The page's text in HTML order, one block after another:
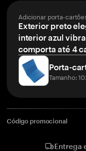
Adicionar porta-
Exterior preto
interior azul
comporta até 4
Porta-
Tamanho:
Código promocional
Entrega